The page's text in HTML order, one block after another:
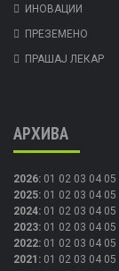
ИНОВАЦИИ
ПРЕЗЕМЕНО
ПРАШАЈ ЛЕКАР
АРХИВА
2026: 01 02 03 04 05
2025: 01 02 03 04 05
2024: 01 02 03 04 05
2023: 01 02 03 04 05
2022: 01 02 03 04 05
2021 : 01 02 03 04 05